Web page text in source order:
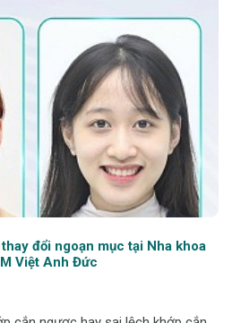
đổi ngoạn mục tại Nha khoa
Việt Anh Đức